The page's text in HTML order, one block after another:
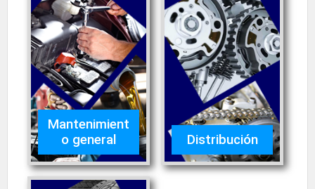
Mantenimient
o general
Distribución